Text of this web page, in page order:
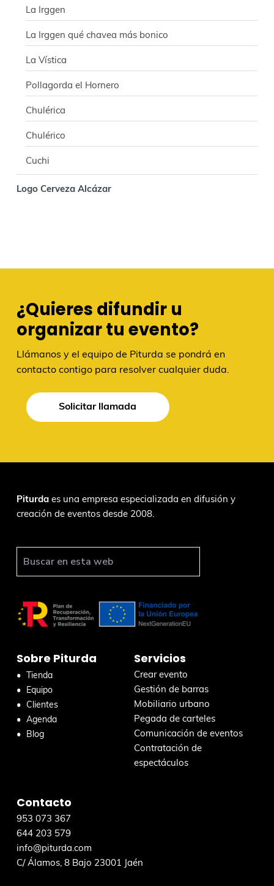
La Irggen
La Irggen qué chavea más bonico
La Vística
Pollagorda el Hornero
Chulérica
Chulérico
Cuchi
Logo Cerveza Alcázar
¿Quieres difundir u
organizar tu evento?
Llámanos y el equipo de Piturda se pondrá en
contacto contigo para resolver cualquier duda.
Solicitar llamada
Piturdaes una empresa especializada en difusión y
creación de eventos desde 2008.
c
e
Sobre Piturda
Tienda
Equipo
Clientes
Agenda
Blog
Servicios
Crear evento
Gestión de barras
Mobiliario urbano
Pegada de carteles
Comunicación de eventos
Contratación de
espectáculos
Contacto
953 073 367
644 203 579
info@piturda.com
C/ Álamos, 8 Bajo 23001 Jaén